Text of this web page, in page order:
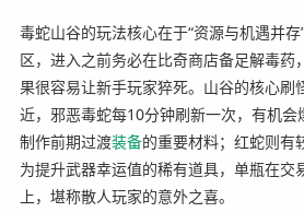
毒蛇山谷的玩法核心在于“资源与机遇并
区，进入之前务必在比奇商店备足解毒药
果很容易让新手玩家猝死。山谷的核心刷
近，邪恶毒蛇每10分钟刷新一次，有机
制作前期过渡装备的重要材料；红蛇则有
为提升武器幸运值的稀有道具，单瓶在交
上，堪称散人玩家的意外之喜。